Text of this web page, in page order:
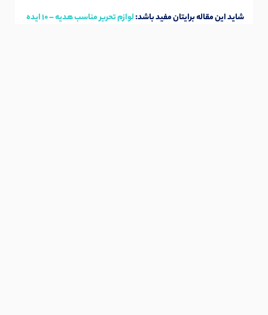
شاید این مقاله برایتان مفید باشد:
لوازم تحریر مناسب هدیه – 10 ایده‌